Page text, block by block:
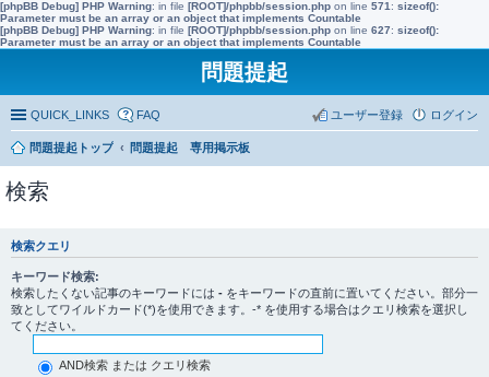
[phpBB Debug] PHP Warning: in file [ROOT]/phpbb/session.php on line 571 : sizeof():
Parameter must be an array or an object that implements Countable
[phpBB Debug] PHP Warning: in file [ROOT]/phpbb/session.php on line 627: sizeof():
Parameter must be an array or an object that implements Countable
問題提起
QUICK_LINKS FAQ ログイン
ユーザー登録
問題提起トップ 問題提起 専用掲示板
検索
検索クエリ
キーワード検索:
検索したくない記事のキーワードには - をキーワードの直前に置いてください。部分一
致としてワイルドカード(*)を使用できます。-* を使用する場合はクエリ検索を選択し
てください。
AND検索 または クエリ検索